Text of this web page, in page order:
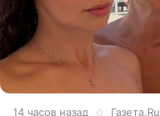
14 часов назад Газета.Ru